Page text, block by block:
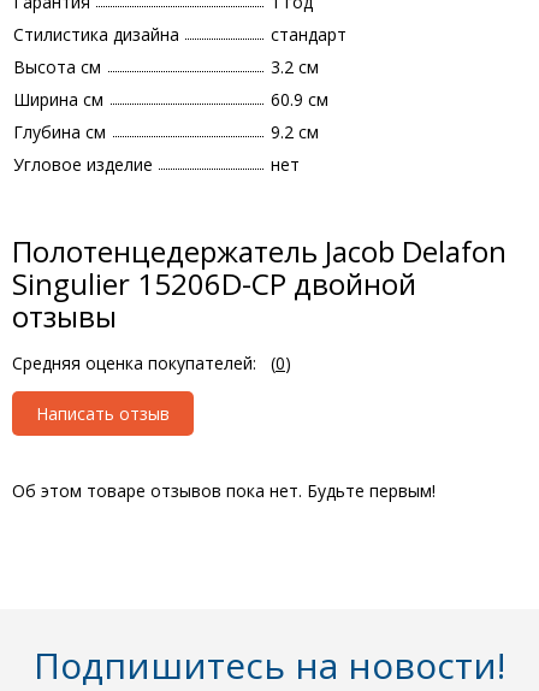
Стилистика дизайна
стандарт
Высота см
3.2 см
Ширина см
60.9 см
Глубина см
9.2 см
Угловое изделие
нет
Полотенцедержатель Jacob Delafon
Singulier 15206D-CP двойной
отзывы
Средняя оценка покупателей: (0)
Написать отзыв
Об этом товаре отзывов пока нет. Будьте первым!
Подпишитесь на новости!